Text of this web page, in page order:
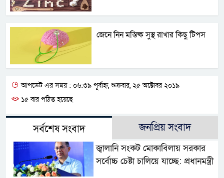
জেনে নিন মস্তিষ্ক সুস্থ রাখার কিছু টিপস
আপডেট এর সময় : ০৬:৩৯ পূর্বাহ্ন, শুক্রবার, ২৫ অক্টোবর ২০১৯
১৫ বার পঠিত হয়েছে
সর্বশেষ সংবাদ জনপ্রিয় সংবাদ
জ্বালানি সংকট মোকাবিলায় সরকার
সর্বোচ্চ চেষ্টা চালিয়ে যাচ্ছে: প্রধানমন্ত্রী